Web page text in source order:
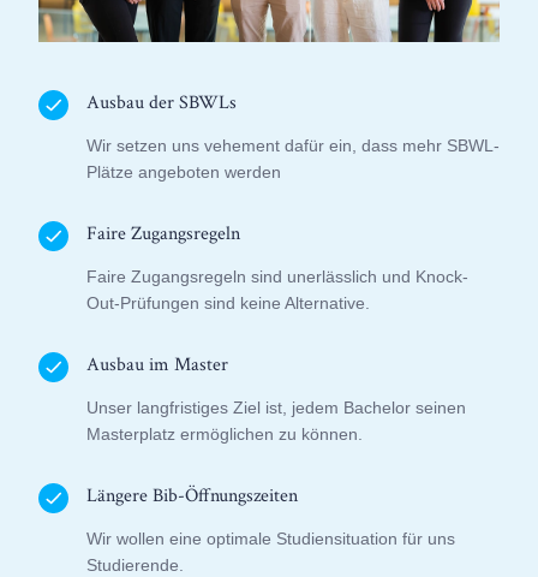
Ausbau der SBWLs
Wir setzen uns vehement dafür ein, dass mehr SBWL-
Plätze angeboten werden
Faire Zugangsregeln
Faire Zugangsregeln sind unerlässlich und Knock-
Out-Prüfungen sind keine Alternative.
Ausbau im Master
Unser langfristiges Ziel ist, jedem Bachelor seinen
Masterplatz ermöglichen zu können.
Längere Bib-Öffnungszeiten
Wir wollen eine optimale Studiensituation für uns
Studierende.